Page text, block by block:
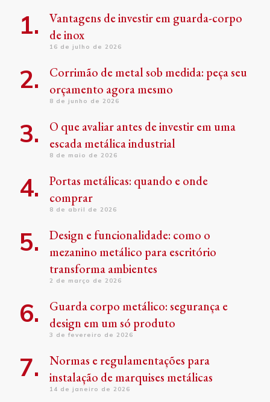
Vantagens de investir em guarda-corpo
de inox
16 de julho de 2026
Corrimão de metal sob medida: peça seu
orçamento agora mesmo
8 de junho de 2026
O que avaliar antes de investir em uma
escada metálica industrial
8 de maio de 2026
Portas metálicas: quando e onde
comprar
8 de abril de 2026
Design e funcionalidade: como o
mezanino metálico para escritório
transforma ambientes
2 de março de 2026
Guarda corpo metálico: segurança e
design em um só produto
3 de fevereiro de 2026
Normas e regulamentações para
instalação de marquises metálicas
14 de janeiro de 2026